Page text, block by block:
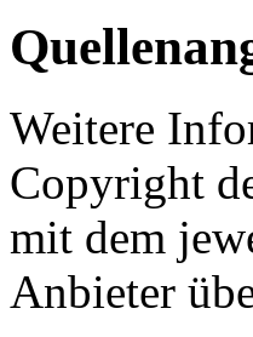
Weitere
Copyright
mit dem
Anbieter